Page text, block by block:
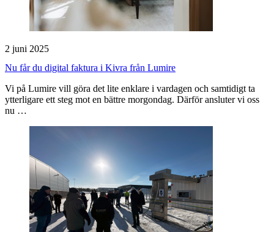
2 juni 2025
Nu får du digital faktura i Kivra från Lumire
Vi på Lumire vill göra det lite enklare i vardagen och samtidigt ta
ytterligare ett steg mot en bättre morgondag. Därför ansluter vi oss
nu …